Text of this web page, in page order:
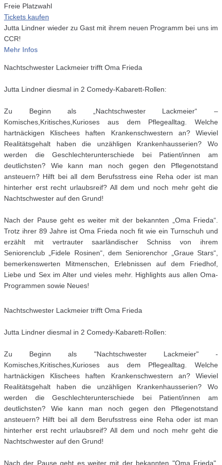
Freie Platzwahl
Tickets kaufen
Jutta Lindner wieder zu Gast mit ihrem neuen Programm bei uns im
CCR!
Mehr Infos
Nachtschwester Lackmeier trifft Oma Frieda
Jutta Lindner diesmal in 2 Comedy-Kabarett-Rollen:
Zu Beginn als „Nachtschwester Lackmeier“ –
Komisches,Kritisches,Kurioses aus dem Pflegealltag. Welche
hartnäckigen Klischees haften Krankenschwestern an? Wieviel
Realitätsgehalt haben die unzähligen Krankenhausserien? Wo
werden die Geschlechterunterschiede bei Patient/innen am
deutlichsten? Wie kann man noch gegen den Pflegenotstand
ansteuern? Hilft bei all dem Berufsstress eine Reha oder ist man
hinterher erst recht urlaubsreif? All dem und noch mehr geht die
Nachtschwester auf den Grund!
Nach der Pause geht es weiter mit der bekannten „Oma Frieda“.
Trotz ihrer 89 Jahre ist Oma Frieda noch fit wie ein Turnschuh und
erzählt mit vertrauter saarländischer Schniss von ihrem
Seniorenclub „Fidele Rosinen“, dem Seniorenchor „Graue Stars“,
bemerkenswerten Mitmenschen, Erlebnissen auf dem Friedhof,
Liebe und Sex im Alter und vieles mehr. Highlights aus allen Oma-
Programmen sowie Neues!
Nachtschwester Lackmeier trifft Oma Frieda
Jutta Lindner diesmal in 2 Comedy-Kabarett-Rollen:
Zu Beginn als "Nachtschwester Lackmeier" -
Komisches,Kritisches,Kurioses aus dem Pflegealltag. Welche
hartnäckigen Klischees haften Krankenschwestern an? Wieviel
Realitätsgehalt haben die unzähligen Krankenhausserien? Wo
werden die Geschlechterunterschiede bei Patient/innen am
deutlichsten? Wie kann man noch gegen den Pflegenotstand
ansteuern? Hilft bei all dem Berufsstress eine Reha oder ist man
hinterher erst recht urlaubsreif? All dem und noch mehr geht die
Nachtschwester auf den Grund!
Nach der Pause geht es weiter mit der bekannten "Oma Frieda".